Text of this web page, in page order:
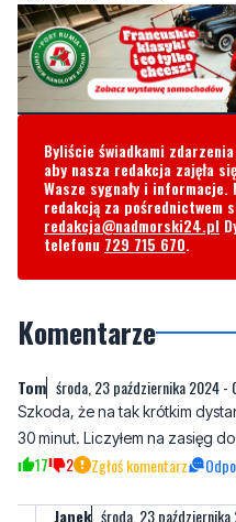
Byliście świadkami zdarzenia
aby nasza redakcja zajęła
Wasze sygnały i informacje.
redakcja@nadmorski24.pl
telefonu729 715 670.
Komentarze
Szkoda, że na tak krótkim
17 2 Zgłoś komentarz
Janek środa, 23
łódka na baterie. dlatego
13 2 Zgłoś komentarz